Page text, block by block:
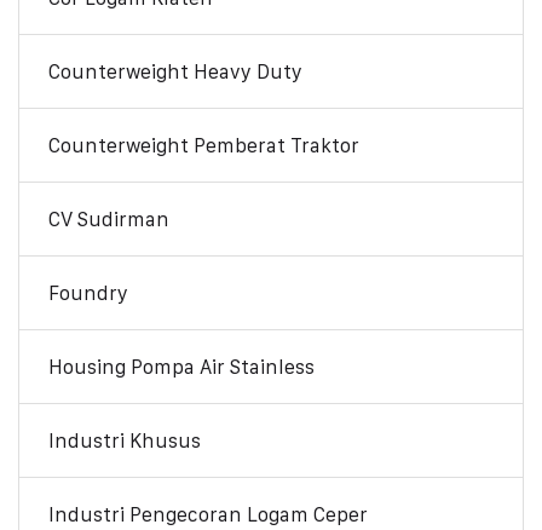
Counterweight Heavy Duty
Counterweight Pemberat Traktor
CV Sudirman
Foundry
Housing Pompa Air Stainless
Industri Khusus
Industri Pengecoran Logam Ceper